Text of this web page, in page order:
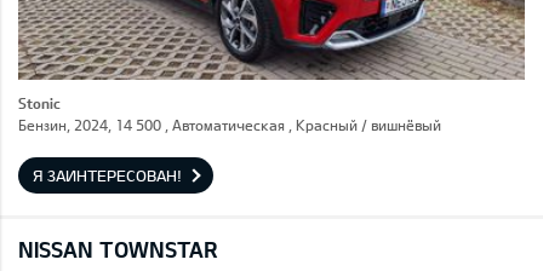
Stonic
Бензин, 2024, 14 500 , Автоматическая , Красный / вишнёвый
Я ЗАИНТЕРЕСОВАН!
NISSAN TOWNSTAR